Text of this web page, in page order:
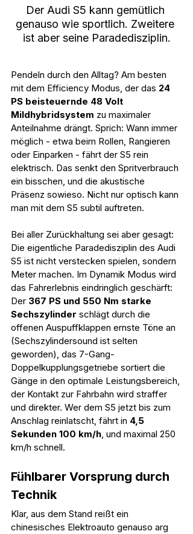
Der Audi S5 kann gemütlich
genauso wie sportlich. Zweitere
ist aber seine Paradedisziplin.
Pendeln durch den Alltag? Am besten
mit dem Efficiency Modus, der das 24
PS beisteuernde 48 Volt
Mildhybridsystem zu maximaler
Anteilnahme drängt. Sprich: Wann immer
möglich - etwa beim Rollen, Rangieren
oder Einparken - fährt der S5 rein
elektrisch. Das senkt den Spritverbrauch
ein bisschen, und die akustische
Präsenz sowieso. Nicht nur optisch kann
man mit dem S5 subtil auftreten.
Bei aller Zurückhaltung sei aber gesagt:
Die eigentliche Paradedisziplin des Audi
S5 ist nicht verstecken spielen, sondern
Meter machen. Im Dynamik Modus wird
das Fahrerlebnis eindringlich geschärft:
Der 367 PS und 550 Nm starke
Sechszylinder schlägt durch die
offenen Auspuffklappen ernste Töne an
(Sechszylindersound ist selten
geworden), das 7-Gang-
Doppelkupplungsgetriebe sortiert die
Gänge in den optimale Leistungsbereich,
der Kontakt zur Fahrbahn wird straffer
und direkter. Wer dem S5 jetzt bis zum
Anschlag reinlatscht, fährt in 4,5
Sekunden 100 km/h, und maximal 250
km/h schnell.
Fühlbarer Vorsprung durch
Technik
Klar, aus dem Stand reißt ein
chinesisches Elektroauto genauso arg